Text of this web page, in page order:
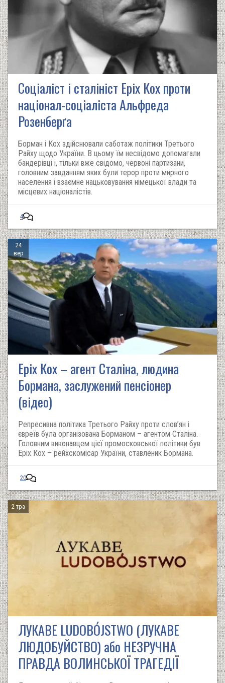
Соціаліст і сталініст Еріх Кох проти
націонал-соціаліста Альфреда
Розенберґа
Борман і Кох здійснювали саботаж політики Третього
Райху щодо України. В цьому їм несвідомо допомагали
бандерівці і, тільки вже свідомо, червоні партизани,
головним завданням яких були терор проти мирного
населення і взаємне нацьковування німецької влади та
місцевих націоналістів.
4
24
вер
Еріх Кох – агент Сталіна, людина
Бормана, заслужений пенсіонер
(відео)
Репресивна політика Третього Райху проти слов’ян і
євреїв була організована Борманом – агентом Сталіна.
Головним виконавцем цієї промосковської політики був
Еріх Кох – рейхскомісар України, ставленик Бормана.
20
2 тра
ЛУКАВЕ LUDOBÓJSTWO (ЛУКАВЕ
ЛЮДОБУЙСТВО) або НЕЗРУЧНА
ПРАВДА ВОЛИНСЬКОЇ ТРАГЕДІЇ